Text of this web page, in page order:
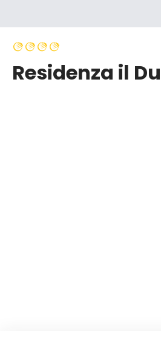
Residenza il